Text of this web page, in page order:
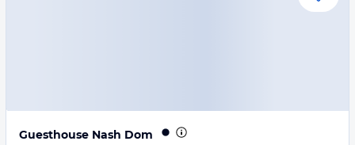
Guesthouse Nash Dom